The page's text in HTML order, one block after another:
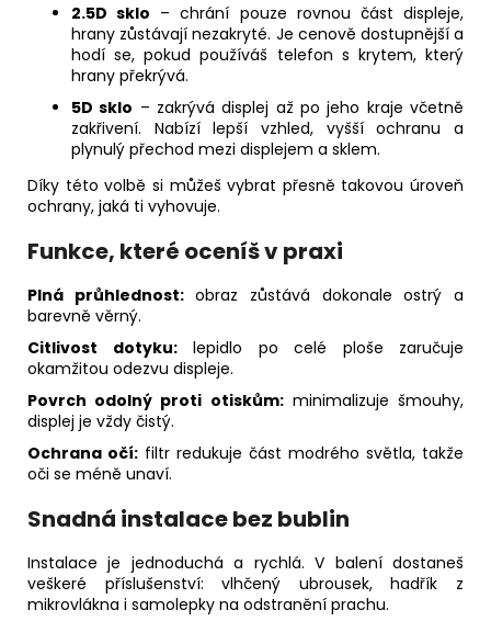
2.5D sklo – chrání pouze rovnou část displeje,
hrany zůstávají nezakryté. Je cenově dostupnější a
hodí se, pokud používáš telefon s krytem, který
hrany překrývá.
5D sklo – zakrývá displej až po jeho kraje včetně
zakřivení. Nabízí lepší vzhled, vyšší ochranu a
plynulý přechod mezi displejem a sklem.
Díky této volbě si můžeš vybrat přesně takovou úroveň
ochrany, jaká ti vyhovuje.
Funkce, které oceníš v praxi
Plná průhlednost:obraz zůstává dokonale ostrý a
barevně věrný.
Citlivost dotyku:lepidlo po celé ploše zaručuje
okamžitou odezvu displeje.
Povrch odolný proti otiskům:minimalizuje šmouhy,
displej je vždy čistý.
Ochrana očí: filtr redukuje část modrého světla, takže
oči se méně unaví.
Snadná instalace bez bublin
Instalace je jednoduchá a rychlá. V balení dostaneš
veškeré příslušenství: vlhčený ubrousek, hadřík z
mikrovlákna i samolepky na odstranění prachu.